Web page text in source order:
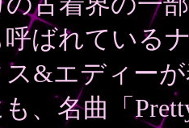
呼ばれている
ス&エディー
、名曲「